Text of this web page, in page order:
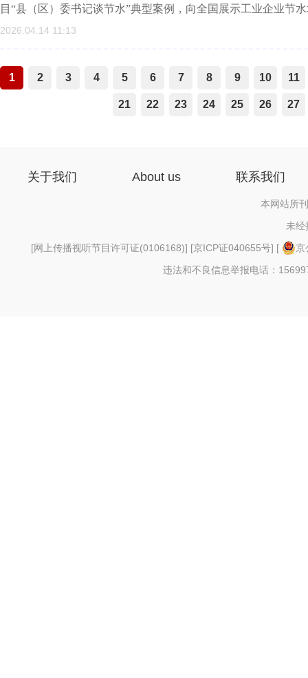
目“县（区）委书记谈节水”典型案例，向全国展示工业企业节
2026.04.14 11:13
1 2 3 4 5 6 7 8 9 10 11
21 22 23 24 25 26 27
关于我们 About us 联系我们
本网站所
未经
[网上传播视听节目许可证(0106168)] [京ICP证040655号] [
京
违法和不良信息举报电话：